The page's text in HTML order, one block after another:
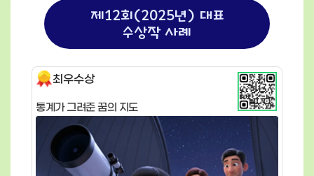
제12회(2025년) 대표
수상작 사례
최우수상
통계가 그려준 꿈의 지도